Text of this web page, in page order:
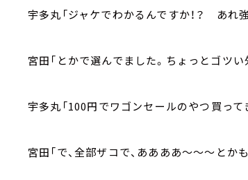
宇多丸「ジャケでわかるんですか！？ あれ
宮田「とかで選んでました。ちょっとゴツ
宇多丸「100円でワゴンセールのやつ買って
宮田「で、全部ザコで、ああああ～～～とか